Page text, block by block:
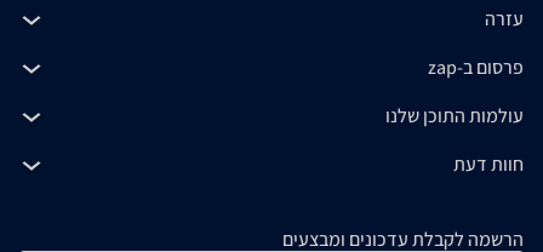
עזרה
פרסום ב-zap
עולמות התוכן שלנו
חוות דעת
הרשמה לקבלת עדכונים ומבצעים